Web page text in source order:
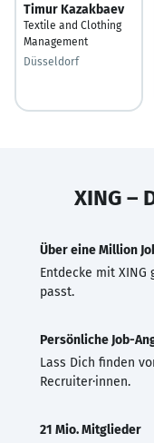
Timur Kazakbaev
Textile and Clothing
Management
Düsseldorf
XING –
Über eine Million
Entdecke mit XING
passt.
Persönliche Job-
Lass Dich finden
Recruiter·innen.
21 Mio. Mitglieder